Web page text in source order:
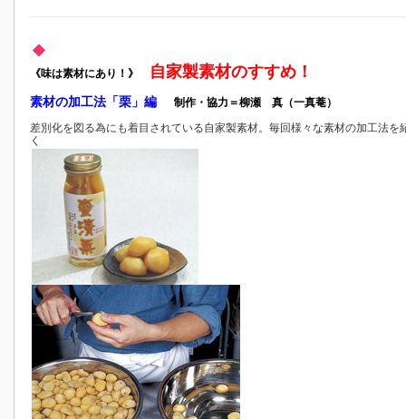
《味は素材にあり！》 自家製素材のすすめ！
素材の加工法「栗」編 制作・協力＝柳瀬 真（一真菴）
差別化を図る為にも着目されている自家製素材。毎回様々な素材の加工法を
く